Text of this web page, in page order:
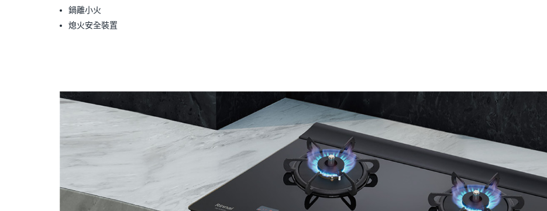
鍋離小火
熄火安全裝置